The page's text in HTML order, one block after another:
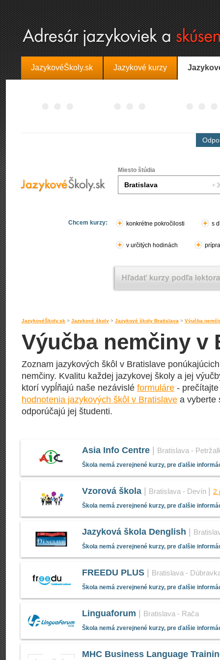
JazykovéŠkoly.sk Jazykové kurzy
Miesto štúdia
Chcem kurzy: konkrétne pokročilosti s
v určitých hodinách
JazykovéŠkoly.sk > Jazykové školy > Jazykové školy Bratislava > Výučba
Výučba nemčiny v
Zoznam jazykových škôl v Bratislave
nemčiny. Kvalitu každej jazykovej školy a jej
ktorí vypĺňajú naše nezávislé formuláre -
hodnotenia jazykových škôl v Bratislave a vyberte
odporúčajú jej študenti.
Asia Info Centre Bratislava -
Škola nemá zverejnené kurzy, pre ďalšie
Vzorová škola Bratislava - Devín 2
Škola nemá zverejnené kurzy, pre ďalšie
Jazyková škola Denglish
Škola nemá zverejnené kurzy, pre ďalšie
FREEDU PLUS Bratislava -
Škola nemá zverejnené kurzy, pre ďalšie
Linguaforum Bratislava - Rača
Škola nemá zverejnené kurzy, pre ďalšie
MHC Business Language